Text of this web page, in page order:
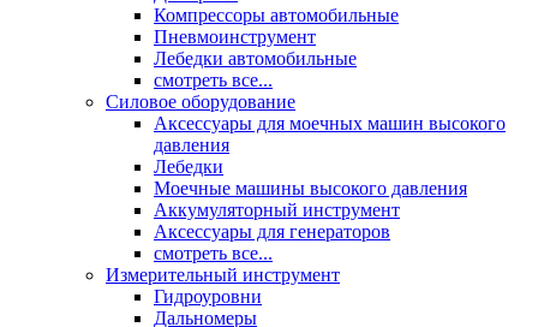
Компрессоры автомобильные
Пневмоинструмент
Лебедки автомобильные
смотреть все...
Силовое оборудование
Аксессуары для моечных машин высокого
давления
Лебедки
Моечные машины высокого давления
Аккумуляторный инструмент
Аксессуары для генераторов
смотреть все...
Измерительный инструмент
Гидроуровни
Дальномеры